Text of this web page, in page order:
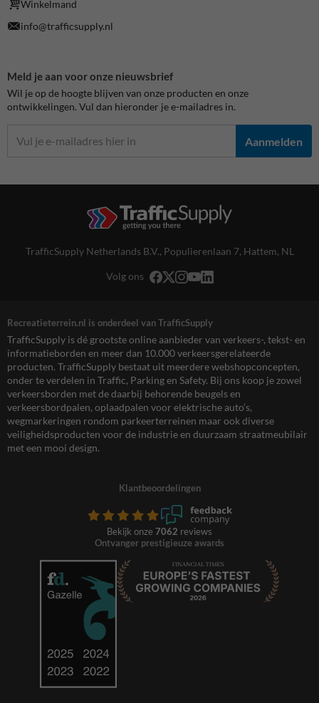
Winkelmand
info@trafficsupply.nl
Meld je aan voor onze nieuwsbrief
Wil je op de hoogte blijven van onze producten en onze
ontwikkelingen. Vul dan hieronder je e-mailadres in.
Aanmelden
TrafficSupply Netherlands B.V., Populierenlaan 7, Hattem, NL
Volg ons
Recreatieterrein.nl is onderdeel van TrafficSupply
TrafficSupply is dé grootste online aanbieder van verkeers-, tekst- en
informatieborden en meer dan 10.000 verkeersgerelateerde
producten. TrafficSupply bestaat uit meerdere webshopconcepten,
onder te verdelen in Traffic, Parking en Safety. Bij ons koop je zowel
verkeersborden met de daarbij behorende beugels en
verkeersbordpalen, oplaadpalen voor elektrische auto’s,
wegmarkeringen rondom parkeerterreinen maar ook diverse
veiligheidsproducten voor de industrie en duurzaam straatmeubilair
met een mooi design.
Klantbeoordelingen
Bekijk onze 7062 reviews
Ontvanger prestigieuze awards